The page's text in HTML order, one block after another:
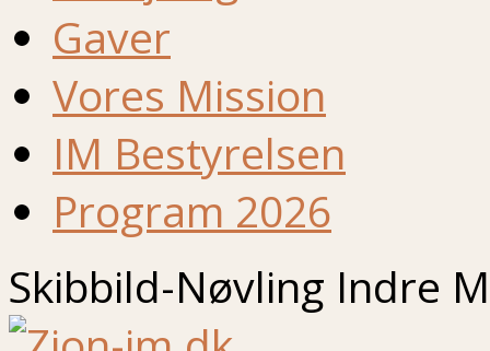
Gaver
Vores Mission
IM Bestyrelsen
Program 2026
Skibbild-Nøvling Indre